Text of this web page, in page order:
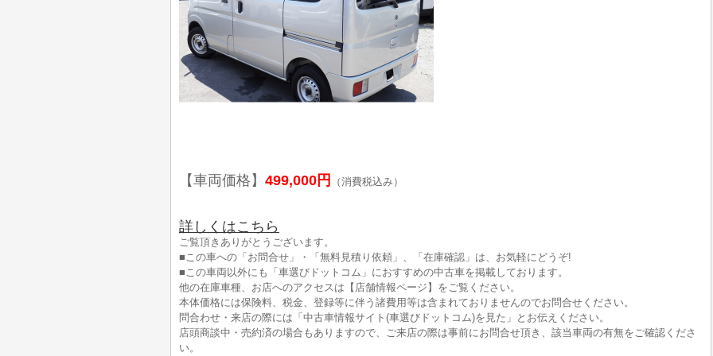
【車両価格】 499,000円 （消費税込み）
詳しくはこちら
ご覧頂きありがとうございます。
■この車への「お問合せ」・「無料見積り依頼」、「在庫確認」は、お気軽にどうぞ!
■この車両以外にも「車選びドットコム」におすすめの中古車を掲載しております。
他の在庫車種、お店へのアクセスは【店舗情報ページ】をご覧ください。
本体価格には保険料、税金、登録等に伴う諸費用等は含まれておりませんのでお問合せください。
問合わせ・来店の際には「中古車情報サイト(車選びドットコム)を見た」とお伝えください。
店頭商談中・売約済の場合もありますので、ご来店の際は事前にお問合せ頂き、該当車両の有無をご確認くださ
い。